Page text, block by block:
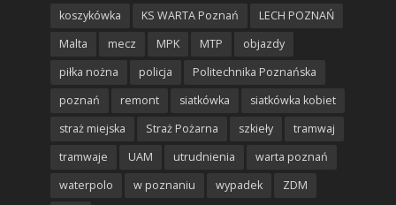
koszykówka
KS WARTA Poznań
LECH POZNAŃ
Malta
mecz MPK MTP
objazdy
piłka nożna
policja
Politechnika Poznańska
poznań
remont siatkówka
siatkówka kobiet
straż miejska
Straż Pożarna szkieły
tramwaj
tramwaje
UAM utrudnienia
warta poznań
waterpolo
w poznaniu wypadek
ZDM